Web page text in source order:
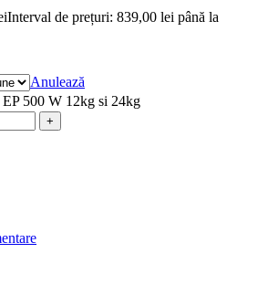
Interval de prețuri: 839,00 lei până la
Anulează
500 W 12kg si 24kg